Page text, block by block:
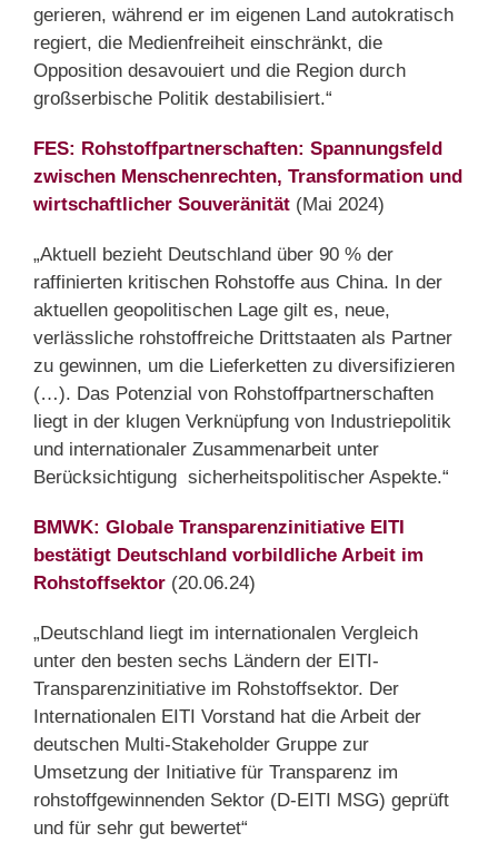
gerieren, während er im eigenen Land autokratisch
regiert, die Medienfreiheit einschränkt, die
Opposition desavouiert und die Region durch
großserbische Politik destabilisiert.“
FES: Rohstoffpartnerschaften: Spannungsfeld
zwischen Menschenrechten, Transformation und
wirtschaftlicher Souveränität (Mai 2024)
„Aktuell bezieht Deutschland über 90 % der
raffinierten kritischen Rohstoffe aus China. In der
aktuellen geopolitischen Lage gilt es, neue,
verlässliche rohstoffreiche Drittstaaten als Partner
zu gewinnen, um die Lieferketten zu diversifizieren
(…). Das Potenzial von Rohstoffpartnerschaften
liegt in der klugen Verknüpfung von Industriepolitik
und internationaler Zusammenarbeit unter
Berücksichtigung sicherheitspolitischer Aspekte.“
BMWK: Globale Transparenzinitiative EITI
bestätigt Deutschland vorbildliche Arbeit im
Rohstoffsektor (20.06.24)
„Deutschland liegt im internationalen Vergleich
unter den besten sechs Ländern der EITI-
Transparenzinitiative im Rohstoffsektor. Der
Internationalen EITI Vorstand hat die Arbeit der
deutschen Multi-Stakeholder Gruppe zur
Umsetzung der Initiative für Transparenz im
rohstoffgewinnenden Sektor (D-EITI MSG) geprüft
und für sehr gut bewertet“